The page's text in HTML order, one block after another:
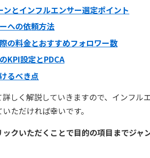
ンとインフルエンサー選定ポイント
への依頼方法
の料金とおすすめフォロワー数
KPI設定とPDCA
るべき点
しく解説していきますので、インフル
ただければ幸いです。
クいただくことで目的の項目までジャ